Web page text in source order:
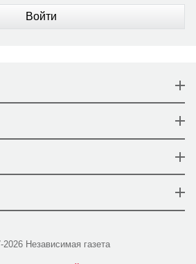
Войти
Независимая газета